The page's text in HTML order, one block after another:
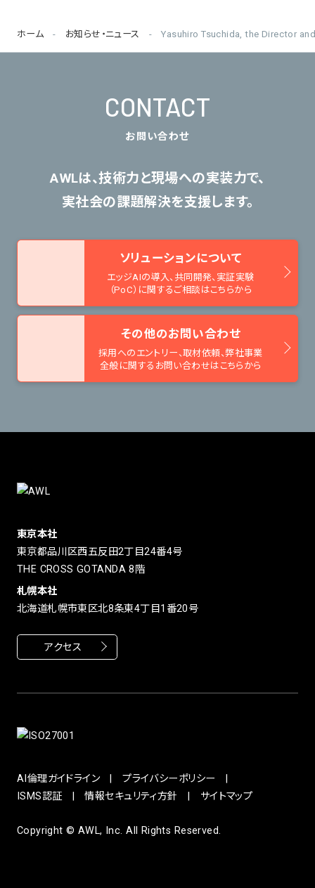
ホーム お知らせ・ニュース Yasuhiro Tsuchida, the Director
CONTACT
お問い合わせ
AWLは、技術力と現場への実装力で、
実社会の課題解決を支援します。
ソリューションについて
エッジAIの導入、共同開発、 実証実験
（PoC）に関するご相談はこちらから
その他のお問い合わせ
採用へのエントリー、取材依頼、弊社事業
全般に関するお問い合わせはこちらから
東京本社
東京都品川区西五反田2丁目24番4号
THE CROSS GOTANDA 8階
札幌本社
北海道札幌市東区北8条東4丁目1番20号
アクセス
AI倫理ガイドライン
プライバシーポリシー
ISMS認証
情報セキュリティ方針 サイトマップ
Copyright © AWL, Inc. All Rights Reserved.